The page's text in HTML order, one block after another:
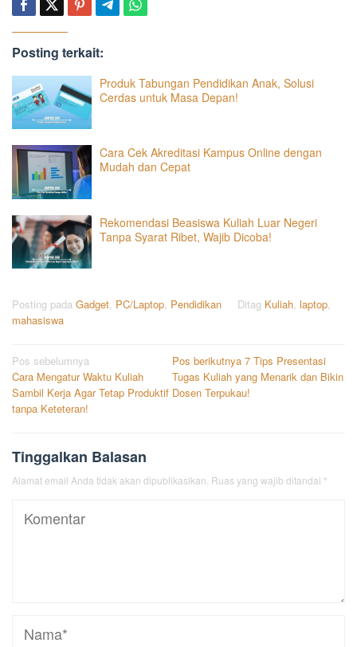
Posting terkait:
Produk Tabungan Pendidikan Anak, Solusi
Cerdas untuk Masa Depan!
Cara Cek Akreditasi Kampus Online dengan
Mudah dan Cepat
Rekomendasi Beasiswa Kuliah Luar Negeri
Tanpa Syarat Ribet, Wajib Dicoba!
Posting pada Gadget, PC/Laptop, Pendidikan Ditag Kuliah, laptop,
mahasiswa
Navigasi
pos
Pos sebelumnya
Cara Mengatur Waktu Kuliah
Sambil Kerja Agar Tetap Produktif
tanpa Keteteran!
Pos berikutnya7 Tips Presentasi
Tugas Kuliah yang Menarik dan Bikin
Dosen Terpukau!
Tinggalkan Balasan
Alamat email Anda tidak akan dipublikasikan. Ruas yang wajib ditandai *